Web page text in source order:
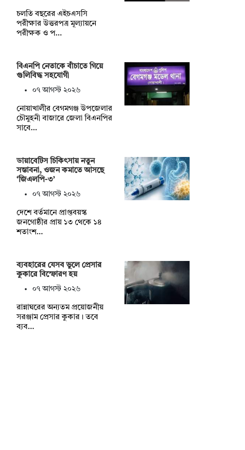
চলতি বছরের এইচএসসি
পরীক্ষার উত্তরপত্র মূল্যায়নে
পরীক্ষক ও প…
বিএনপি নেতাকে বাঁচাতে গিয়ে
গুলিবিদ্ধ সহযোগী
০৭ আগস্ট ২০২৬
নোয়াখালীর বেগমগঞ্জ উপজেলার
চৌমুহনী বাজারে জেলা বিএনপির
সাবে…
ডায়াবেটিস চিকিৎসায় নতুন
সম্ভাবনা, ওজন কমাতে আসছে
‘জিএলপি-৩’
০৭ আগস্ট ২০২৬
দেশে বর্তমানে প্রাপ্তবয়স্ক
জনগোষ্ঠীর প্রায় ১৩ থেকে ১৪
শতাংশ…
ব্যবহারের যেসব ভুলে প্রেসার
কুকারে বিস্ফোরণ হয়
০৭ আগস্ট ২০২৬
রান্নাঘরের অন্যতম প্রয়োজনীয়
সরঞ্জাম প্রেসার কুকার। তবে
ব্যব…